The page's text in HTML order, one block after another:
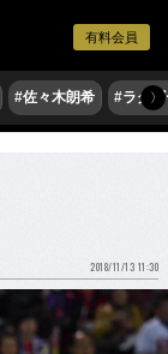
有料会員
#佐々木朗希 #ラグ〉
2018/11/13 11:30